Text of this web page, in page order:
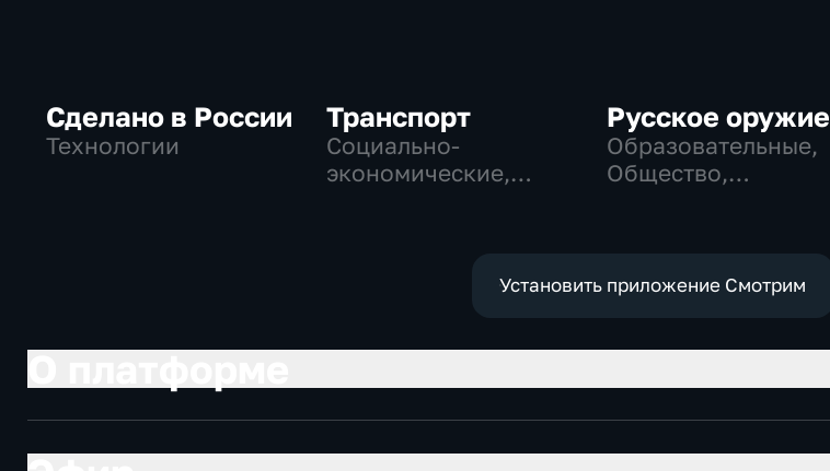
Сделано в России
Технологии
Транспорт
Социально-
экономические,
Русское оружие
Образовательные,
Общество,
Установить приложение Смотрим